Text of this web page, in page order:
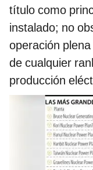
título como
instalado; no
operación
de cualquier
producción